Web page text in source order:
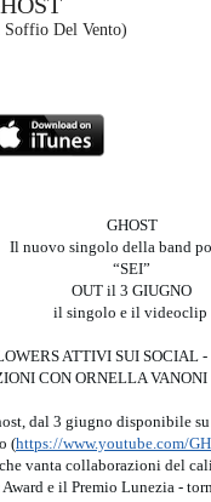
Del Vento)
GHOST
Il nuovo singolo della band
“SEI”
OUT il 3 GIUGNO
il singolo e il videoclip
ATTIVI SUI SOCIAL
CON ORNELLA VANONI
dal 3 giugno disponibile
(https://www.youtube.com/
vanta collaborazioni del
e il Premio Lunezia -